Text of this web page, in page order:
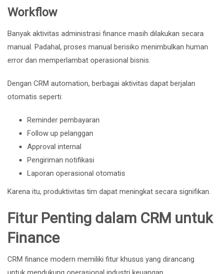
Workflow
Banyak aktivitas administrasi finance masih dilakukan secara
manual. Padahal, proses manual berisiko menimbulkan human
error dan memperlambat operasional bisnis.
Dengan CRM automation, berbagai aktivitas dapat berjalan
otomatis seperti:
Reminder pembayaran
Follow up pelanggan
Approval internal
Pengiriman notifikasi
Laporan operasional otomatis
Karena itu, produktivitas tim dapat meningkat secara signifikan.
Fitur Penting dalam CRM untuk
Finance
CRM finance modern memiliki fitur khusus yang dirancang